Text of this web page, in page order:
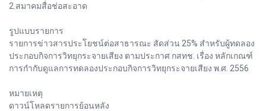
2.สมาคมสื่อช่อสะอาด
รูปแบบรายการ
รายการข่าวสารประโยชน์ต่อสาธารณะ สัดส่วน 25% สำหรับผู้ทดลอง
ประกอบกิจการวิทยุกระจายเสียง ตามประกาศ กสทช. เรื่อง หลักเกณฑ์
การกำกับดูแลการทดลองประกอบกิจการวิทยุกระจายเสียง พ.ศ. 2556
หมายเหตุ
ดาวน์โหลดรายการย้อนหลัง